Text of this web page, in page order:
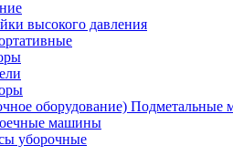
высокого давления
Подметальные
машины
уборочные